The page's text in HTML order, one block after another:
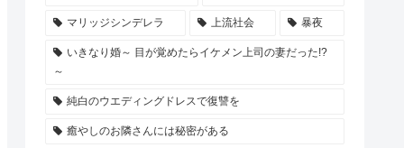
マリッジシンデレラ 上流社会 暴夜
いきなり婚～ 目が覚めたらイケメン上司の妻だった!?
～
純白のウエディングドレスで復讐を
癒やしのお隣さんには秘密がある